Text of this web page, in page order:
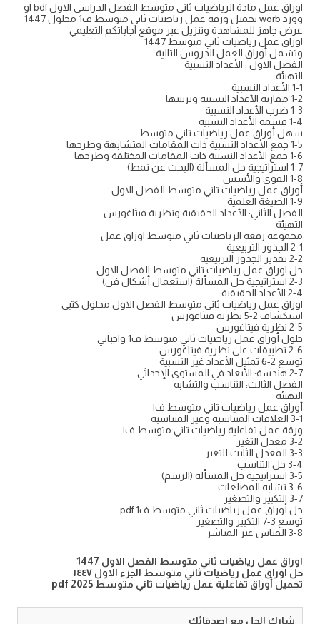
اوراق عمل مادة الرياضيات ثاني متوسط الفصل الدراسي الاول bdf او
وورد worb تحميل ورقة عمل رياضيات ثاني متوسط ف1 محلول 1447
عرض جاهز للمشاهدة وتنزيل عبر موقع اجاباتكم التعليمي
اوراق عمل رياضيات ثاني متوسط 1447
وتشمل أوراق العمل الدروس التالية:
الفصل الاول : الأعداد النسبية
التهيئة
1-1 الأعداد النسبية
1-2 مقارنة الأعداد النسبية وترتيبها
1-3 ضرب الأعداد النسبية
1-4 قسمة الأعداد النسبية
سهل أوراق عمل رياضيات ثاني متوسط
1-5 جمع الأعداد النسبية ذات المقامات المتشابهة وطرحها
1-6 جمع الأعداد النسبية ذات المقامات المختلفة وطرحها
1-7 استراتيجية حل المسألة (البحث عن نمط)
1-8 القوى والأسس
أوراق عمل رياضيات ثاني متوسط الفصل الاول
1-9 الصيغة العلمية
الفصل الثاني: الأعداد الحقيقية ونظرية فيثاغورس
التهيئة
مجموعة رفعة الرياضيات ثاني متوسط اوراق عمل
2-1 الجذور التربيعية
2-2 تقدير الجذور التربيعية
حل اوراق عمل رياضيات ثاني متوسط الفصل الاول
2-3 استراتيجية حل المسألة (استعمال أشكال فن)
2-4 الأعداد الحقيقية
اوراق عمل رياضيات ثاني متوسط الفصل الاول محلول كتبي
استكشاف 2-5 نظرية فيثاغورس
2-5 نظرية فيثاغورس
حلول أوراق عمل رياضيات ثاني متوسط ف1 واجباتي
2-6 تطبيقات على نظرية فيثاغورس
توسع 2-6 تمثيل الأعداد غير النسبية
2-7 هندسة: الأبعاد في المستوى الإحداثي
الفصل الثالث: التناسب والتشابه
التهيئة
أوراق عمل رياضيات ثاني متوسط ف١
3-1 العلاقات المتناسبة وغير المتناسبة
ورقة عمل تفاعلية رياضيات ثاني متوسط ف١
3-2 معدل التغير
3-3 المعدل الثابت للتغير
3-4 حل التناسب
3-5 استراتيجية حل المسألة (الرسم)
3-6 تشابه المضلعات
3-7 التكبير والتصغير
حل أوراق عمل رياضيات ثاني متوسط ف1 pdf
توسع 3-7 التكبير والتصغير
3-8 القياس غير المباشر
اوراق عمل رياضيات ثاني متوسط الفصل الاول 1447
حل اوراق عمل رياضيات ثاني متوسط الجزء الاول ١٤٤٧
تحميل أوراق تفاعلية عمل رياضيات ثاني متوسط 2025 pdf
شارك الحل مع اصدقائك